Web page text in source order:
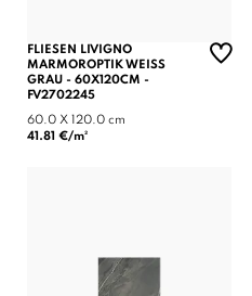
FLIESEN LIVIGNO
MARMOROPTIK WEISS G
RAU - 60X120CM - F
V2702245
60.0 X 120.0 cm
41.81 €/m²